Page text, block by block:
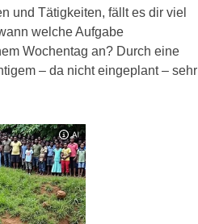
und Tätigkeiten, fällt es dir viel
welche Aufgabe
Wochentag an? Durch eine
– da nicht eingeplant – sehr